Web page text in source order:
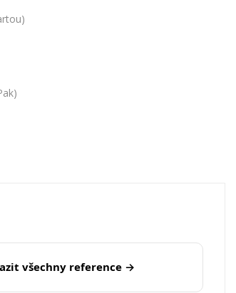
všechny reference →